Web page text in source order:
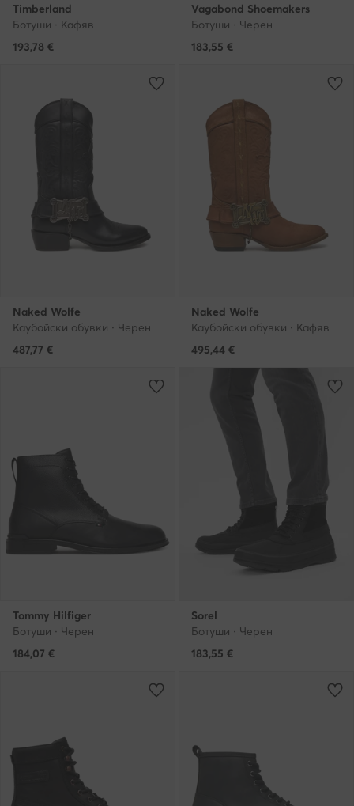
Timberland
Ботуши · Кафяв
193,78 €
Vagabond Shoemakers
Ботуши · Черен
183,55 €
Naked Wolfe
Каубойски обувки · Черен
487,77 €
Naked Wolfe
Каубойски обувки · Кафяв
495,44 €
Tommy Hilfiger
Ботуши · Черен
184,07 €
Sorel
Ботуши · Черен
183,55 €